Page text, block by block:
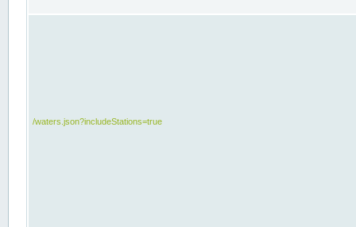
/waters.json?includeStations=true